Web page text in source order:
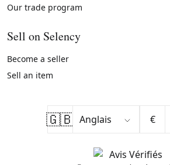
Our trade program
Sell on Selency
Become a seller
Sell an item
🇬🇧 €